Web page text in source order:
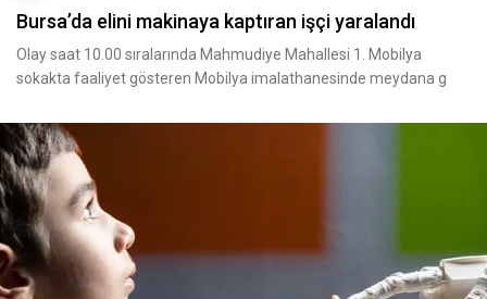
Bursa’da elini makinaya kaptıran işçi yaralandı
Olay saat 10.00 sıralarında Mahmudiye Mahallesi 1. Mobilya
sokakta faaliyet gösteren Mobilya imalathanesinde meydana g